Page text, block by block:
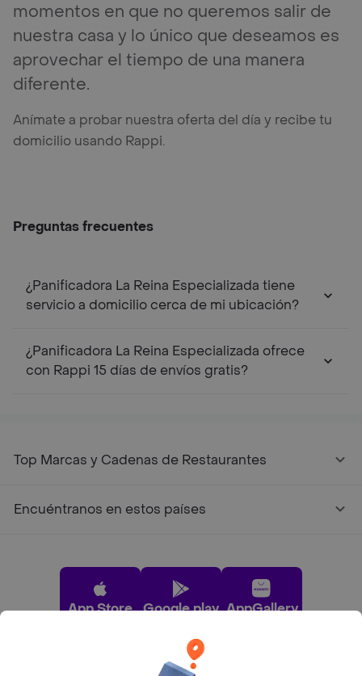
momentos en que no queremos salir de
nuestra casa y lo único que deseamos es
aprovechar el tiempo de una manera
diferente.
Anímate a probar nuestra oferta del día y recibe tu
domicilio usando Rappi.
Preguntas frecuentes
¿Panificadora La Reina Especializada tiene
servicio a domicilio cerca de mi ubicación?
¿Panificadora La Reina Especializada ofrece
con Rappi 15 días de envíos gratis?
Top Marcas y Cadenas de Restaurantes
Encuéntranos en estos países
App Store Google play AppGallery